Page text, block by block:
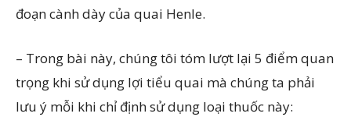
đoạn cành dày của quai Henle.
– Trong bài này, chúng tôi tóm lượt lại 5 điểm quan
trọng khi sử dụng lợi tiểu quai mà chúng ta phải
lưu ý mỗi khi chỉ định sử dụng loại thuốc này: